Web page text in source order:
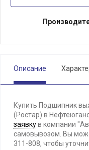
Описание
Купить Подшипник
(Ростар) в
заявкув компании
самовывозом. Вы
311-808, чтобы